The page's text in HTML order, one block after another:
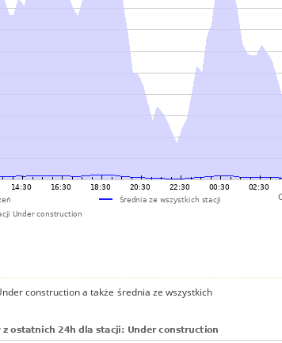
construction a także średnia ze wszystkich